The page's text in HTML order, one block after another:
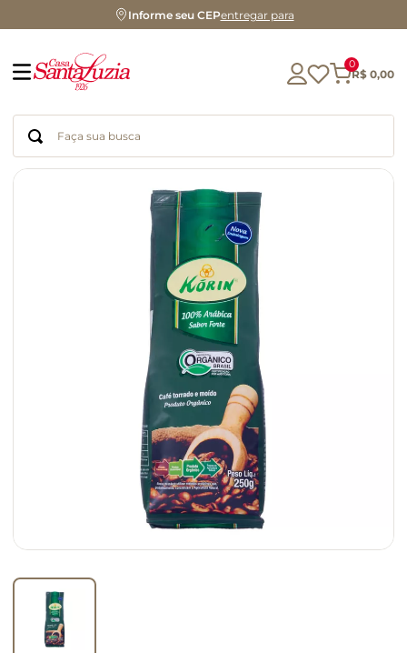
Informe seu CEPentregar para
0
R$ 0,00
Faça sua busca
Termos mais buscados